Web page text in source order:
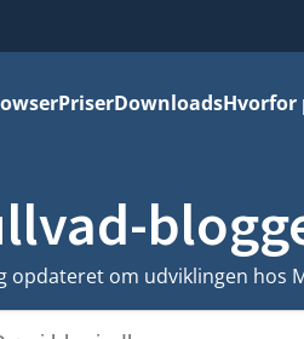
PriserDownloads
opdateret om udviklingen hos